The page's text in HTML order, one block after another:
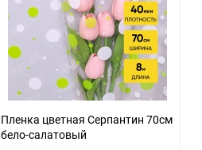
Пленка цветная Серпантин 70см
бело-салатовый